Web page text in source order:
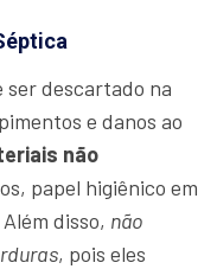
ser descartado na
e danos ao
não
papel higiênico em
disso, não
, pois eles